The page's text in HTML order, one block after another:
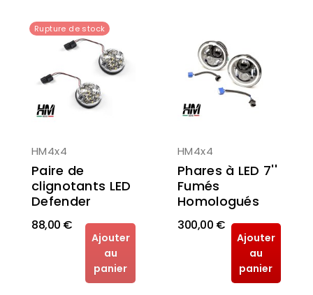
Rupture de stock
HM4x4
Paire de
clignotants LED
Defender
88,00 €
Ajouter
au
panier
HM4x4
Phares à LED 7''
Fumés
Homologués
300,00 €
Ajouter
au
panier